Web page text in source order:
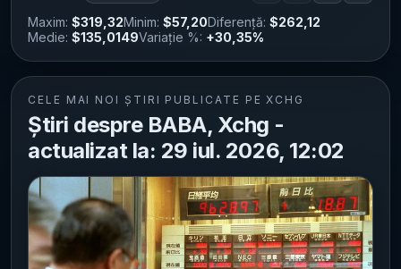
Maxim: $319,32Minim: $57,20Diferență: $262,12
Medie: $135,0149Variație %: +30,35%
CELE MAI NOI ȘTIRI PUBLICATE PE XCHG
Știri despre BABA, Xchg -
actualizat la: 29 iul. 2026, 12:02